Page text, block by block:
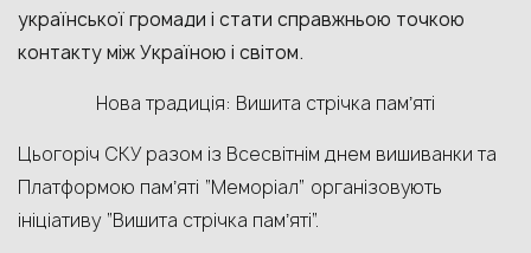
української громади і стати справжньою точкою
контакту між Україною і світом.
Нова традиція: Вишита стрічка памʼяті
Цьогоріч СКУ разом із Всесвітнім днем вишиванки та
Платформою памʼяті “Меморіал” організовують
ініціативу “Вишита стрічка памʼяті”.